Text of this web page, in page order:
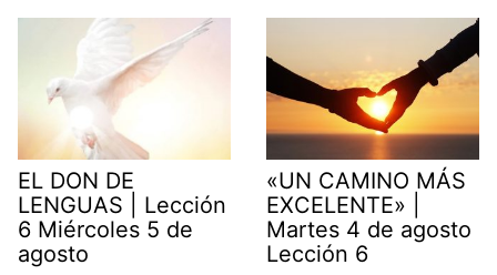
EL DON DE
LENGUAS | Lección
6 Miércoles 5 de
agosto
«UN CAMINO MÁS
EXCELENTE» |
Martes 4 de agosto
Lección 6